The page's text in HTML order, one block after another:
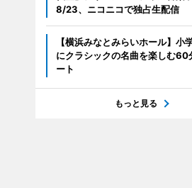
8/23、ニコニコで独占生配信
【横浜みなとみらいホール】小
にクラシックの名曲を楽しむ60
ート
もっと見る